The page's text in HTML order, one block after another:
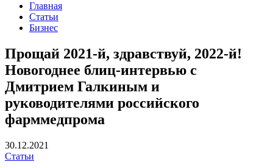
Главная
Статьи
Бизнес
Прощай 2021-й, здравствуй, 2022-й!
Новогоднее блиц-интервью с
Дмитрием Галкиным и
руководителями российского
фарммедпрома
30.12.2021
Статьи